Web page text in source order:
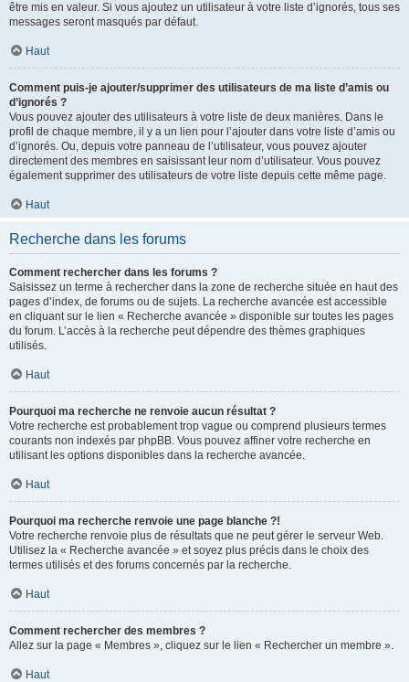
être mis en valeur. Si vous ajoutez un utilisateur à votre liste d’ignorés, tous ses
messages seront masqués par défaut.
Haut
Comment puis-je ajouter/supprimer des utilisateurs de ma liste d’amis ou
d’ignorés ?
Vous pouvez ajouter des utilisateurs à votre liste de deux manières. Dans le
profil de chaque membre, il y a un lien pour l’ajouter dans votre liste d’amis ou
d’ignorés. Ou, depuis votre panneau de l’utilisateur, vous pouvez ajouter
directement des membres en saisissant leur nom d’utilisateur. Vous pouvez
également supprimer des utilisateurs de votre liste depuis cette même page.
Haut
Recherche dans les forums
Comment rechercher dans les forums ?
Saisissez un terme à rechercher dans la zone de recherche située en haut des
pages d’index, de forums ou de sujets. La recherche avancée est accessible
en cliquant sur le lien « Recherche avancée » disponible sur toutes les pages
du forum. L’accès à la recherche peut dépendre des thèmes graphiques
utilisés.
Haut
Pourquoi ma recherche ne renvoie aucun résultat ?
Votre recherche est probablement trop vague ou comprend plusieurs termes
courants non indexés par phpBB. Vous pouvez affiner votre recherche en
utilisant les options disponibles dans la recherche avancée.
Haut
Pourquoi ma recherche renvoie une page blanche ?!
Votre recherche renvoie plus de résultats que ne peut gérer le serveur Web.
Utilisez la « Recherche avancée » et soyez plus précis dans le choix des
termes utilisés et des forums concernés par la recherche.
Haut
Comment rechercher des membres ?
Allez sur la page « Membres », cliquez sur le lien « Rechercher un membre ».
Haut